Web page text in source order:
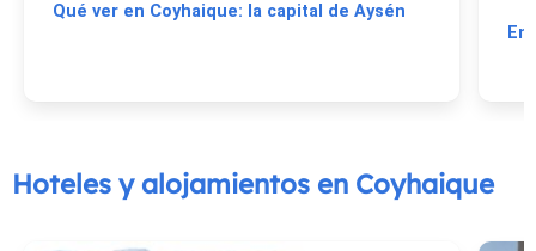
Qué ver en Coyhaique: la capital de Aysén
Hoteles y alojamientos en Coyhaique